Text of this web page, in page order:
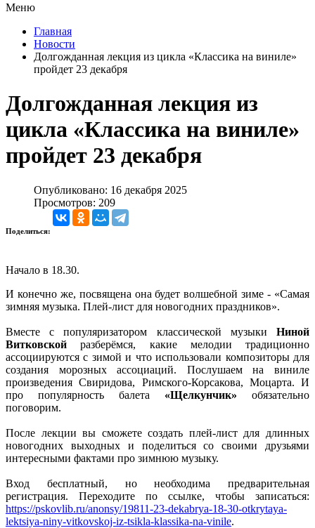
Меню
Главная
Новости
Долгожданная лекция из цикла «Классика на виниле»
пройдет 23 декабря
Долгожданная лекция из
цикла «Классика на виниле»
пройдет 23 декабря
Опубликовано: 16 декабря 2025
Просмотров: 209
Поделиться:
Начало в 18.30.
И конечно же, посвящена она будет волшебной зиме - «Самая
зимняя музыка. Плей-лист для новогодних праздников».
Вместе с популяризатором классической музыки Ниной
Витковской разберёмся, какие мелодии традиционно
ассоциируются с зимой и что использовали композиторы для
создания морозных ассоциаций. Послушаем на виниле
произведения Свиридова, Римского-Корсакова, Моцарта. И
про популярность балета «Щелкунчик» обязательно
поговорим.
После лекции вы сможете создать плей-лист для длинных
новогодних выходных и поделиться со своими друзьями
интересными фактами про зимнюю музыку.
Вход бесплатный, но необходима предварительная
регистрация. Переходите по ссылке, чтобы записаться:
https://pskovlib.ru/anonsy/19811-23-dekabrya-18-30-otkrytaya-
lektsiya-niny-vitkovskoj-iz-tsikla-klassika-na-vinile.